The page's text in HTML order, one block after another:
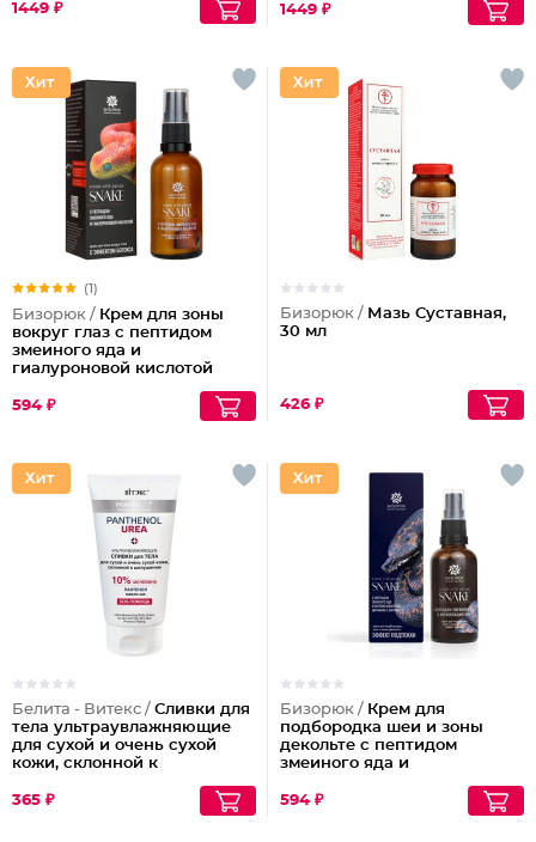
1449 ₽ 1449 ₽
(1)
Бизорюк / Крем для зоны
вокруг глаз с пептидом
змеиного яда и
гиалуроновой кислотой
594 ₽
Бизорюк / Мазь Суставная,
30 мл
426 ₽
Белита - Витекс / Сливки для
тела ультраувлажняющие
для сухой и очень сухой
кожи, склонной к
Panthenol Urea
365 ₽
Бизорюк / Крем для
подбородка шеи и зоны
декольте с пептидом
змеиного яда и
594 ₽